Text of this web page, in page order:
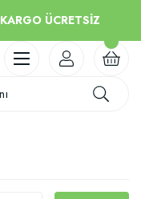
KARGO ÜCRETSİZ